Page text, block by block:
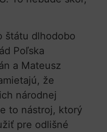
štátu dlhodobo
Poľska
a Mateusz
že
národnej
to nástroj, ktorý
pre odlišné